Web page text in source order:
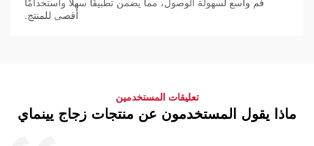
فم واسع لسهولة الوصول، مما يضمن تطبيقًا سهلاً واستخدامًا
أقصى للمنتج.
تعليقات المستخدمين
ماذا يقول المستخدمون عن منتجات زجاج يينماي